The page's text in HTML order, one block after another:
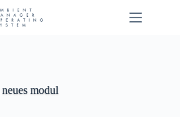
neues modul